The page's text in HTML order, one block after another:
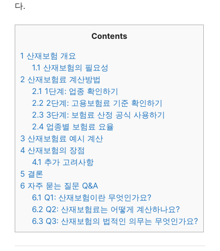
다.
Contents
1 산재보험 개요
1.1 산재보험의 필요성
2 산재보험료 계산방법
2.1 1단계: 업종 확인하기
2.2 2단계: 고용보험료 기준 확인하기
2.3 3단계: 보험료 산정 공식 사용하기
2.4 업종별 보험료 요율
3 산재보험료 예시 계산
4 산재보험의 장점
4.1 추가 고려사항
5 결론
6 자주 묻는 질문 Q&A
6.1 Q1: 산재보험이란 무엇인가요?
6.2 Q2: 산재보험료는 어떻게 계산하나요?
6.3 Q3: 산재보험의 법적인 의무는 무엇인가요?